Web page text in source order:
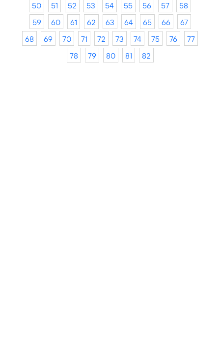
50
51 52 53 54 55 56 57
58
59
60 61 62 63 64 65 66
67
68
69 70 71 72 73 74 75 76
77
78
79 80 81 82